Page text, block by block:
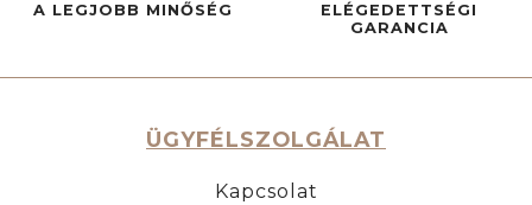
A LEGJOBB MINŐSÉG
ELÉGEDETTSÉGI
GARANCIA
ÜGYFÉLSZOLGÁLAT
Kapcsolat